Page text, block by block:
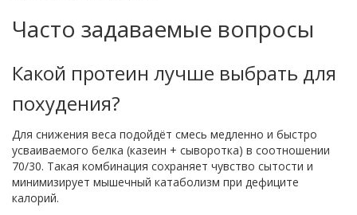
Часто задаваемые вопросы
Какой протеин лучше выбрать для
похудения?
Для снижения веса подойдёт смесь медленно и быстро
усваиваемого белка (казеин + сыворотка) в соотношении
70/30. Такая комбинация сохраняет чувство сытости и
минимизирует мышечный катаболизм при дефиците
калорий.